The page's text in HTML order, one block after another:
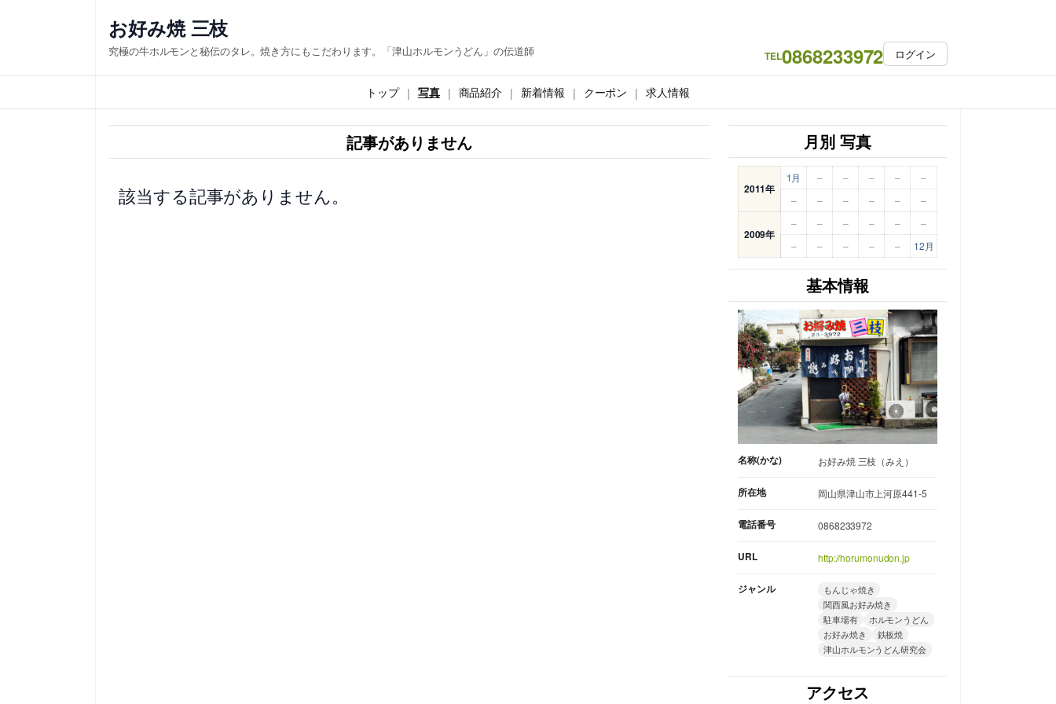
ス
キ
お好み焼 三枝
究極の牛ホルモンと秘伝のタレ。焼き方にもこだわります。「津山ホルモンうどん」の伝道師 TEL0868233972 ログイン
トップ 写真 商品紹介 新着情報 クーポン 求人情報
記事がありません
該当する記事がありません。
月別 写真
2011年
1月 – – – –
–
–
– – – – –
2009年
– – – – –
–
–
– – – – 12月
基本情報
名称(かな) お好み焼 三枝（みえ）
所在地 岡山県津山市上河原441-5
電話番号 0868233972
URL http://horumonudon.jp
ジャンル
もんじゃ焼き
関西風お好み焼き
駐車場有
ホルモンうどん
お好み焼き
鉄板焼
津山ホルモンうどん研究会
アクセス